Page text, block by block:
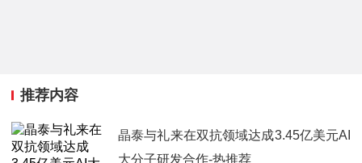
推荐内容
晶泰与礼来在双抗领域达成3.45亿美元AI
大分子研发合作-热推荐